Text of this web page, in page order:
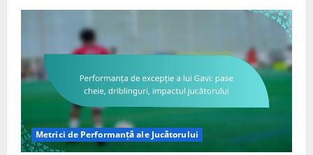
Metrici de Performanță ale Jucătorului